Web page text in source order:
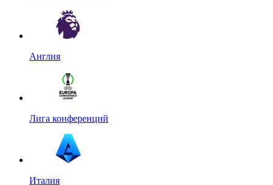
Англия
Лига конференций
Италия